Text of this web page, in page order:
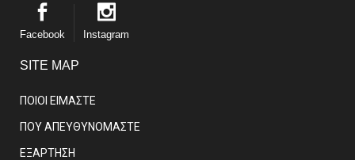
Facebook Instagram
SITE MAP
ΠΟΙΟΙ ΕΙΜΑΣΤE
ΠΟΥ ΑΠΕΥΘΥΝΟΜΑΣΤΕ
ΕΞΑΡΤΗΣΗ